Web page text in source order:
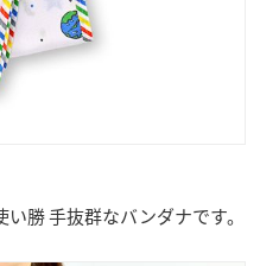
勝 手抜群なバンダナです。